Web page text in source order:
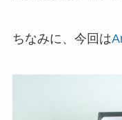
ちなみに、今回は